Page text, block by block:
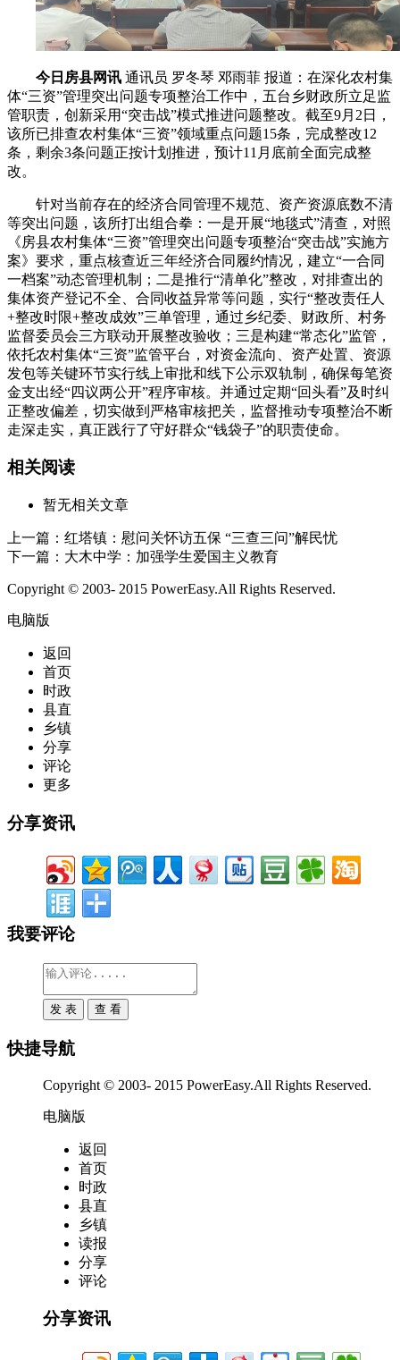
今日房县网讯 通讯员 罗冬琴 邓雨菲 报道： 在深化农村集
体“三资”管理突出问题专项整治工作中，五台乡财政所立足监
管职责，创新采用“突击战”模式推进问题整改。截至9月2日，
该所已排查农村集体“三资”领域重点问题15条，完成整改12
条，剩余3条问题正按计划推进，预计11月底前全面完成整
改。
针对当前存在的经济合同管理不规范、资产资源底数不清
等突出问题，该所打出组合拳：一是开展“地毯式”清查，对照
《房县农村集体“三资”管理突出问题专项整治“突击战”实施方
案》要求，重点核查近三年经济合同履约情况，建立“一合同
一档案”动态管理机制；二是推行“清单化”整改，对排查出的
集体资产登记不全、合同收益异常等问题，实行“整改责任人
+整改时限+整改成效”三单管理，通过乡纪委、财政所、村务
监督委员会三方联动开展整改验收；三是构建“常态化”监管，
依托农村集体“三资”监管平台，对资金流向、资产处置、资源
发包等关键环节实行线上审批和线下公示双轨制，确保每笔资
金支出经“四议两公开”程序审核。并通过定期“回头看”及时纠
正整改偏差，切实做到严格审核把关，监督推动专项整治不断
走深走实，真正践行了守好群众“钱袋子”的职责使命。
相关阅读
暂无相关文章
上一篇： 红塔镇：慰问关怀访五保 “三查三问”解民忧
下一篇： 大木中学：加强学生爱国主义教育
Copyright © 2003- 2015 PowerEasy.All Rights Reserved.
电脑版
返回
首页
时政
县直
乡镇
分享
评论
更多
分享资讯
我要评论
快捷导航
Copyright © 2003- 2015 PowerEasy.All Rights Reserved.
电脑版
返回
首页
时政
县直
乡镇
读报
分享
评论
分享资讯